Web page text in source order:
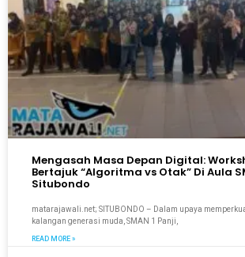
Mengasah Masa Depan Digital:
Bertajuk “Algoritma vs Otak” Di Aula
Situbondo
matarajawali.net; SITUBONDO – Dalam upaya
kalangan generasi muda, SMAN 1 Panji,
READ MORE »